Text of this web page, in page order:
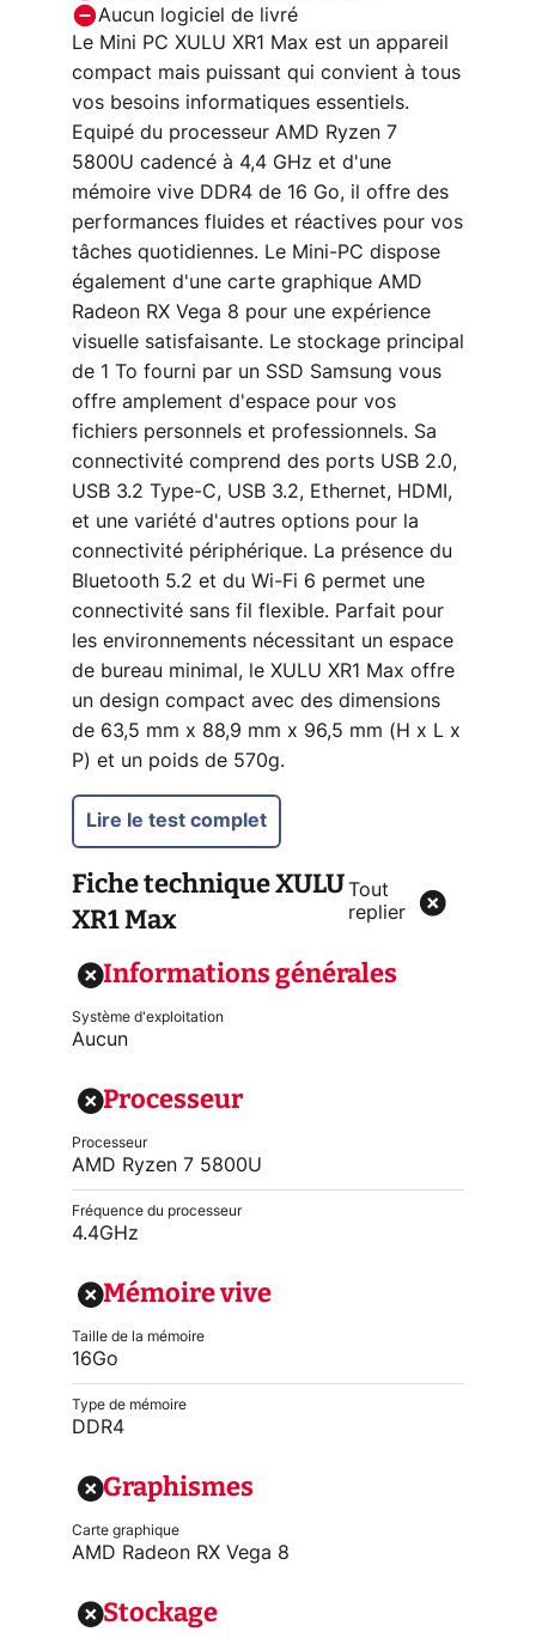
Aucun logiciel de livré
Le Mini PC XULU XR1 Max est un appareil
compact mais puissant qui convient à tous
vos besoins informatiques essentiels.
Equipé du processeur AMD Ryzen 7
5800U cadencé à 4,4 GHz et d'une
mémoire vive DDR4 de 16 Go, il offre des
performances fluides et réactives pour vos
tâches quotidiennes. Le Mini-PC dispose
également d'une carte graphique AMD
Radeon RX Vega 8 pour une expérience
visuelle satisfaisante. Le stockage principal
de 1 To fourni par un SSD Samsung vous
offre amplement d'espace pour vos
fichiers personnels et professionnels. Sa
connectivité comprend des ports USB 2.0,
USB 3.2 Type-C, USB 3.2, Ethernet, HDMI,
et une variété d'autres options pour la
connectivité périphérique. La présence du
Bluetooth 5.2 et du Wi-Fi 6 permet une
connectivité sans fil flexible. Parfait pour
les environnements nécessitant un espace
de bureau minimal, le XULU XR1 Max offre
un design compact avec des dimensions
de 63,5 mm x 88,9 mm x 96,5 mm (H x L x
P) et un poids de 570g.
Lire le test complet
Fiche techniqueXULU
XR1 Max
Tout
replier
Informations générales
Système d'exploitation
Aucun
Processeur
Processeur
AMD Ryzen 7 5800U
Fréquence du processeur
4.4GHz
Mémoire vive
Taille de la mémoire
16Go
Type de mémoire
DDR4
Graphismes
Carte graphique
AMD Radeon RX Vega 8
Stockage